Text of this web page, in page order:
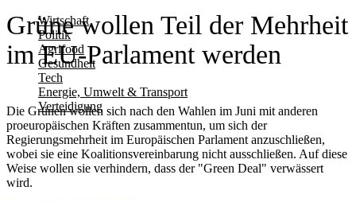
Wirtschaft
Politik
Agrifood
Gesundheit
Tech
Energie, Umwelt & Transport
Verteidigung
Grüne wollen Teil der Mehrheit
im EU-Parlament werden
Die Grünen wollen sich nach den Wahlen im Juni mit anderen
proeuropäischen Kräften zusammentun, um sich der
Regierungsmehrheit im Europäischen Parlament anzuschließen,
wobei sie eine Koalitionsvereinbarung nicht ausschließen. Auf diese
Weise wollen sie verhindern, dass der "Green Deal" verwässert
wird.